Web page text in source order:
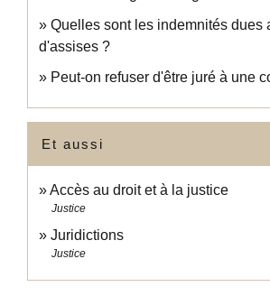
Quelles sont les indemnités dues
d'assises ?
Peut-on refuser d'être juré à une
Et aussi
Accès au droit et à la justice
Justice
Juridictions
Justice